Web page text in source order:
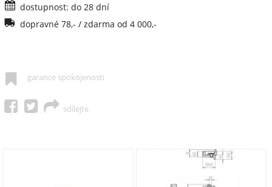
dostupnost: do 28 dní
dopravné 78,- / zdarma od 4 000,-
garance spokojenosti
sdílejte